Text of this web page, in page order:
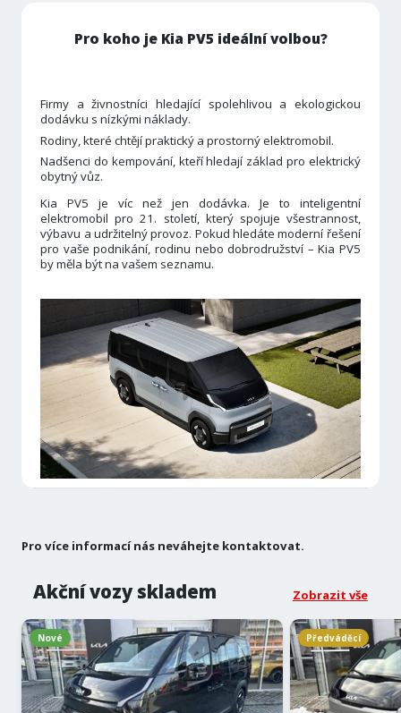
Pro koho je Kia PV5 ideální volbou?
Firmy a živnostníci hledající spolehlivou a ekologickou
dodávku s nízkými náklady.
Rodiny, které chtějí praktický a prostorný elektromobil.
Nadšenci do kempování, kteří hledají základ pro elektrický
obytný vůz.
Kia PV5 je víc než jen dodávka. Je to inteligentní
elektromobil pro 21. století, který spojuje všestrannost,
výbavu a udržitelný provoz. Pokud hledáte moderní řešení
pro vaše podnikání, rodinu nebo dobrodružství – Kia PV5
by měla být na vašem seznamu.
Pro více informací nás neváhejte kontaktovat.
Akční vozy skladem Zobrazit vše
Nové Předváděcí